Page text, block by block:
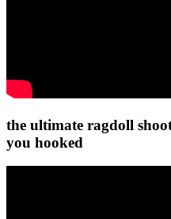
the ultimate ragdoll
you hooked